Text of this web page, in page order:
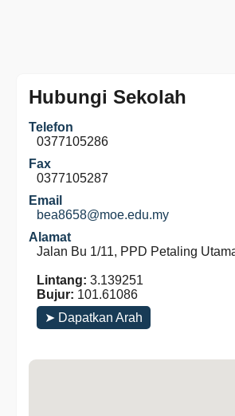
Hubungi Sekolah
Telefon
0377105286
Fax
0377105287
Email
bea8658@moe.edu.my
Alamat
Jalan Bu 1/11, PPD Petaling
Lintang: 3.139251
Bujur: 101.61086
➤ Dapatkan Arah